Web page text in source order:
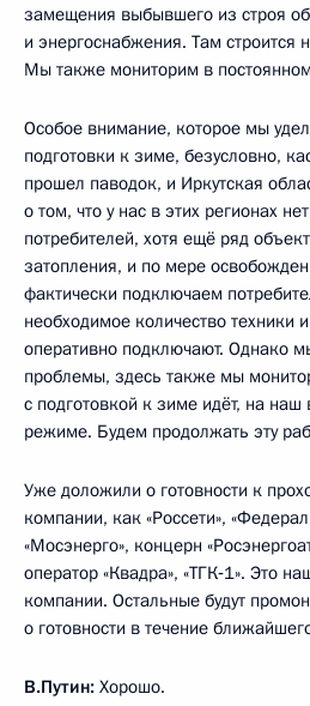
замещения выбывшего из строя
и энергоснабжения. Там строится
Мы также мониторим в
Особое внимание, которое мы
подготовки к зиме, безусловно,
прошел паводок, и Иркутская
о том, что у нас в этих регионах
потребителей, хотя ещё ряд
затопления, и по мере
фактически подключаем
необходимое количество техники
оперативно подключают. Однако
проблемы, здесь также мы
с подготовкой к зиме идёт, на наш
режиме. Будем продолжать эту
Уже доложили о готовности к
компании, как «Россети»,
«Мосэнерго», концерн
оператор «Квадра», «ТГК‑1». Это
компании. Остальные будут
о готовности в течение
В.Путин: Хорошо.